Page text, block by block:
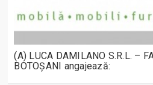
(A) LUCA DAMILANO S.R.L. –
BOTOȘANI angajează: